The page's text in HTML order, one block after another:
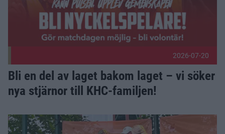
2026-07-20
Bli en del av laget bakom laget – vi söker
nya stjärnor till KHC-familjen!
Martina Friberg och KHC-Flick tilldelas Lions Stipendium